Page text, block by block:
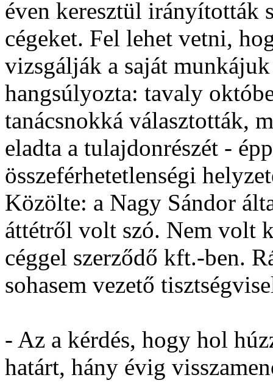
éven keresztül irányították
cégeket. Fel lehet vetni,
vizsgálják a saját
hangsúlyozta: tavaly
tanácsnokká választották,
eladta a tulajdonrészét -
összeférhetetlenségi
Közölte: a Nagy Sándor
áttétről volt szó. Nem volt
céggel szerződő kft.-ben.
sohasem vezető
- Az a kérdés, hogy hol
határt, hány évig